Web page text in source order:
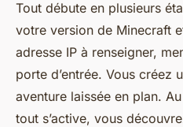
Tout débute en plusieurs
votre version de Minecraft
adresse IP à renseigner,
porte d’entrée. Vous créez
aventure laissée en plan.
tout s’active, vous